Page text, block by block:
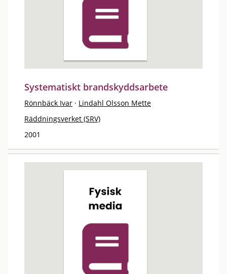
Systematiskt brandskyddsarbete
Rönnbäck Ivar · Lindahl Olsson Mette
Räddningsverket (SRV)
2001